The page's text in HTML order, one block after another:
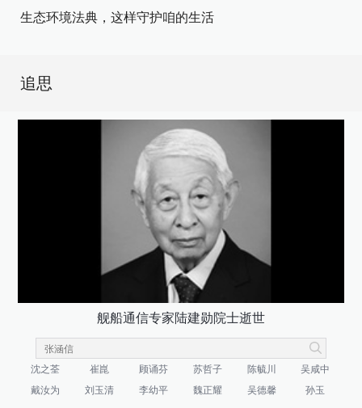
生态环境法典，这样守护咱的生活
追思
舰船通信专家陆建勋院士逝世
沈之荃 崔崑 顾诵芬 苏哲子 陈毓川
吴咸中
戴汝为
刘玉清 李幼平 魏正耀 吴德馨 孙玉